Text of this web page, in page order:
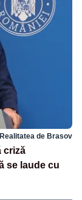
Realitatea de Brasov
criză
se laude cu